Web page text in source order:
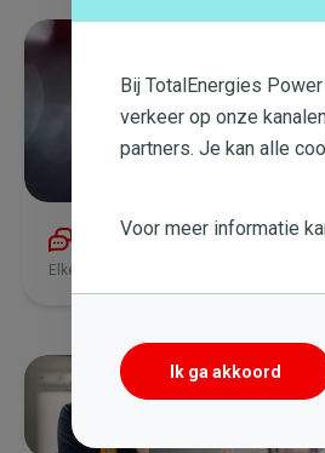
Chat met ons
Elke werkdag van 8 uur tot 21:30 en
Bij TotalEnergies
verkeer op onze
partners. Je kan alle
Voor meer informatie
Ik ga akkoord